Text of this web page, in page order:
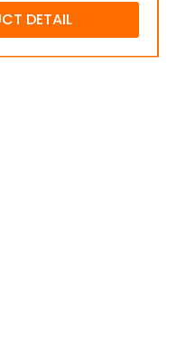
DETAIL